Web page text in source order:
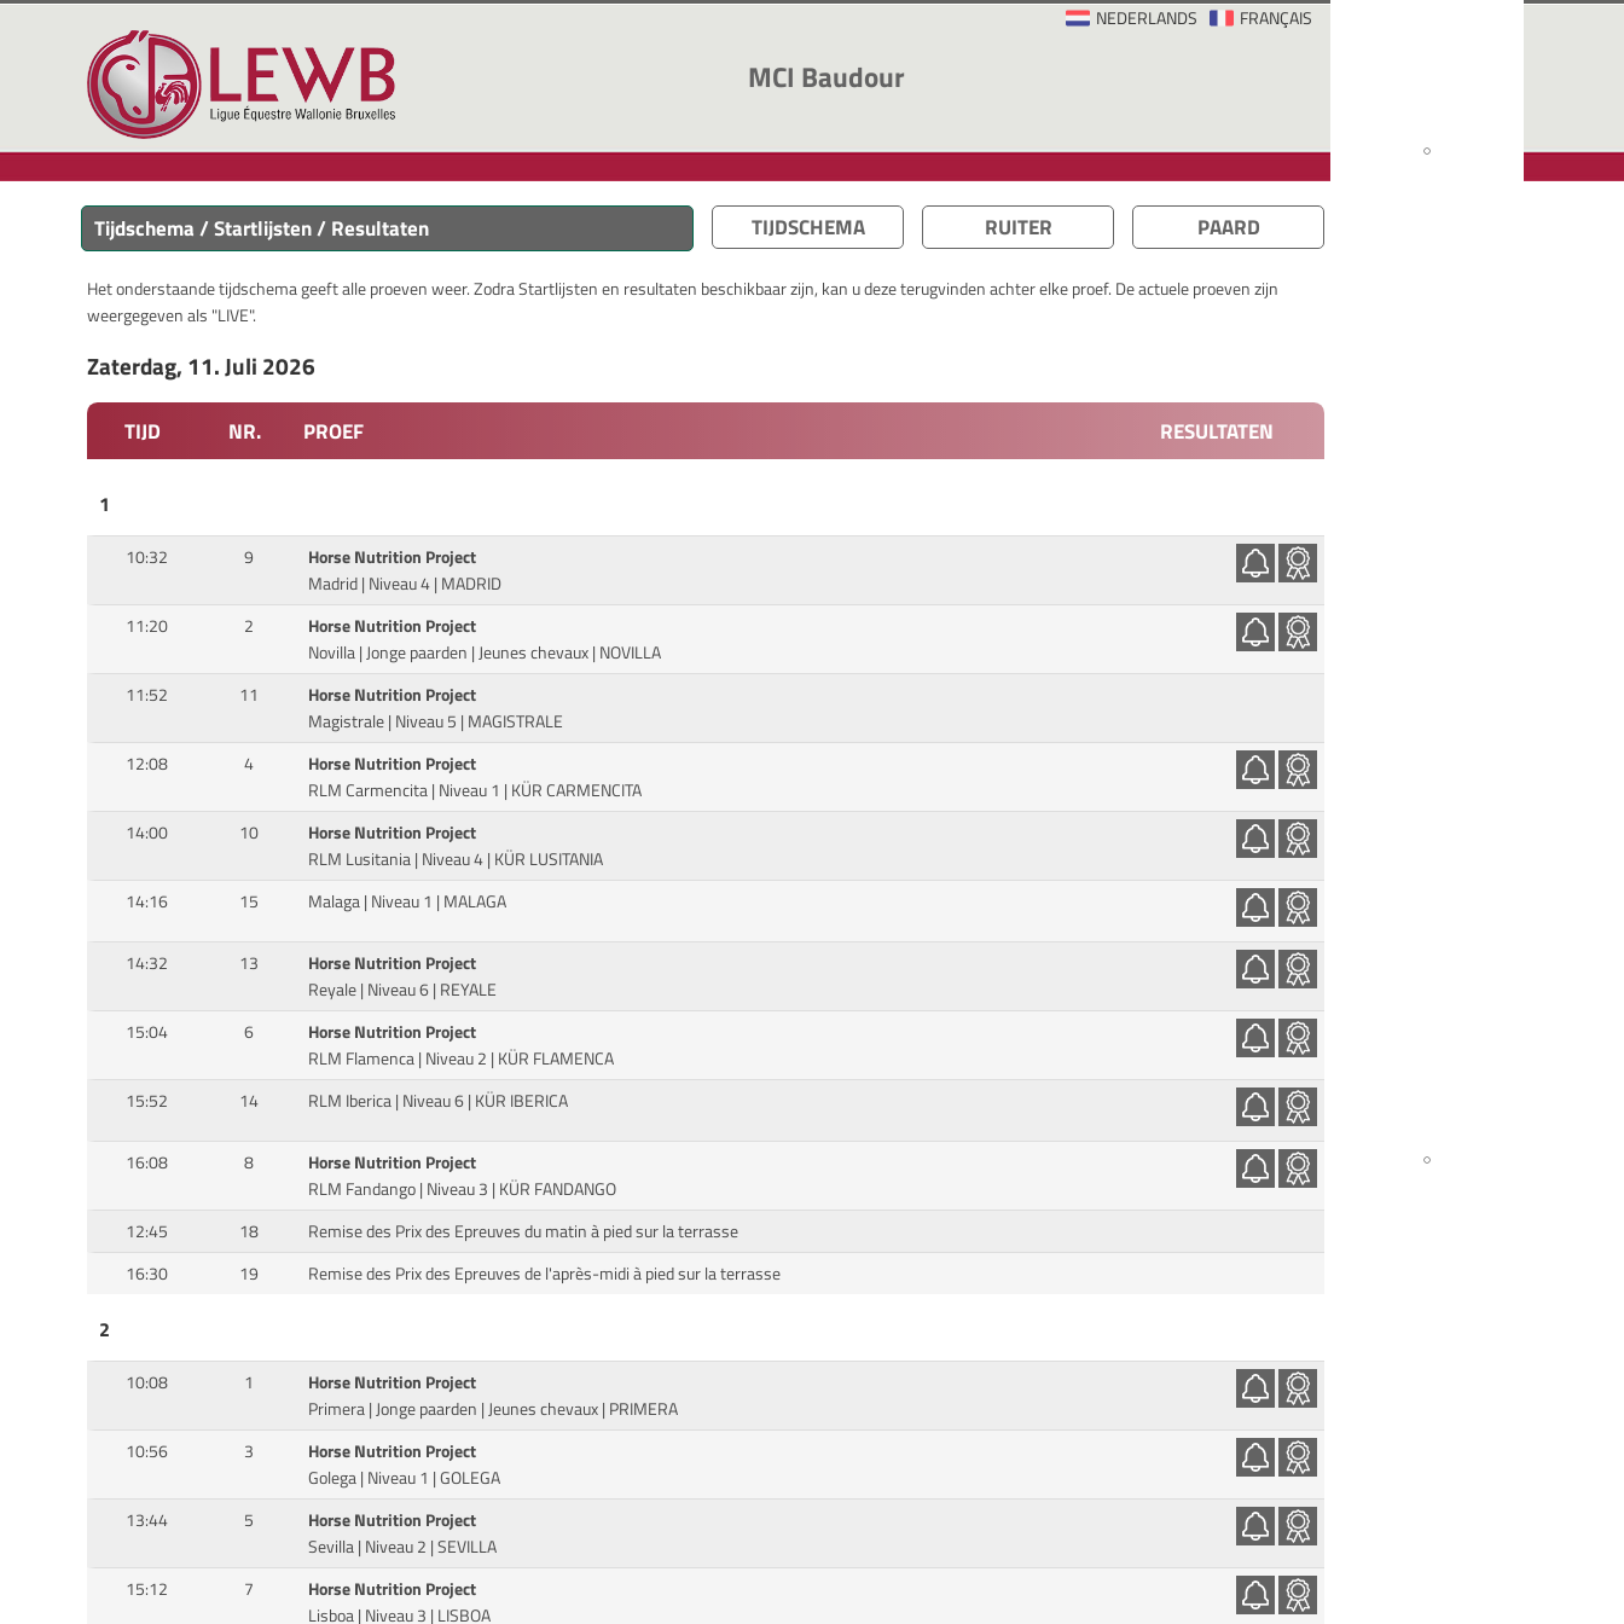
FRANÇAIS
NEDERLANDS
MCI Baudour
Tijdschema / Startlijsten / Resultaten TIJDSCHEMA RUITER PAARD
Het onderstaande tijdschema geeft alle proeven weer. Zodra Startlijsten en resultaten beschikbaar zijn, kan u deze terugvinden achter elke proef. De actuele proeven zijn
weergegeven als "LIVE".
Zaterdag, 11. Juli 2026
TIJD NR. PROEF RESULTATEN
1
10:32 9
Horse Nutrition Project
Madrid | Niveau 4 | MADRID
11:20
2
Horse Nutrition Project
Novilla | Jonge paarden | Jeunes chevaux | NOVILLA
11:52
11
Horse Nutrition Project
Magistrale | Niveau 5 | MAGISTRALE
12:08
4
Horse Nutrition Project
RLM Carmencita | Niveau 1 | KÜR CARMENCITA
14:00
10
Horse Nutrition Project
RLM Lusitania | Niveau 4 | KÜR LUSITANIA
14:16
15 Malaga | Niveau 1 | MALAGA
14:32 13
Horse Nutrition Project
Reyale | Niveau 6 | REYALE
15:04
6
Horse Nutrition Project
RLM Flamenca | Niveau 2 | KÜR FLAMENCA
15:52
14 RLM Iberica | Niveau 6 | KÜR IBERICA
16:08 8
Horse Nutrition Project
RLM Fandango | Niveau 3 | KÜR FANDANGO
12:45
18
Remise des Prix des Epreuves du matin à pied sur la terrasse
16:30
19 Remise des Prix des Epreuves de l'après-midi à pied sur la terrasse
2
10:08 1
Horse Nutrition Project
Primera | Jonge paarden | Jeunes chevaux | PRIMERA
10:56
3
Horse Nutrition Project
Golega | Niveau 1 | GOLEGA
13:44
5
Horse Nutrition Project
Sevilla | Niveau 2 | SEVILLA
15:12
7
Horse Nutrition Project
Lisboa | Niveau 3 | LISBOA